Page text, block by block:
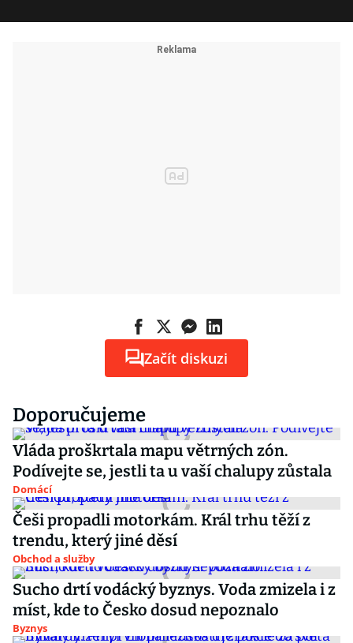
Začít diskuzi
Doporučujeme
Vláda proškrtala mapu větrných zón.
Podívejte se, jestli ta u vaší chalupy zůstala
Domácí
Češi propadli motorkám. Král trhu těží z
trendu, který jiné děsí
Obchod a služby
Sucho drtí vodácký byznys. Voda zmizela i z
míst, kde to Česko dosud nepoznalo
Byznys